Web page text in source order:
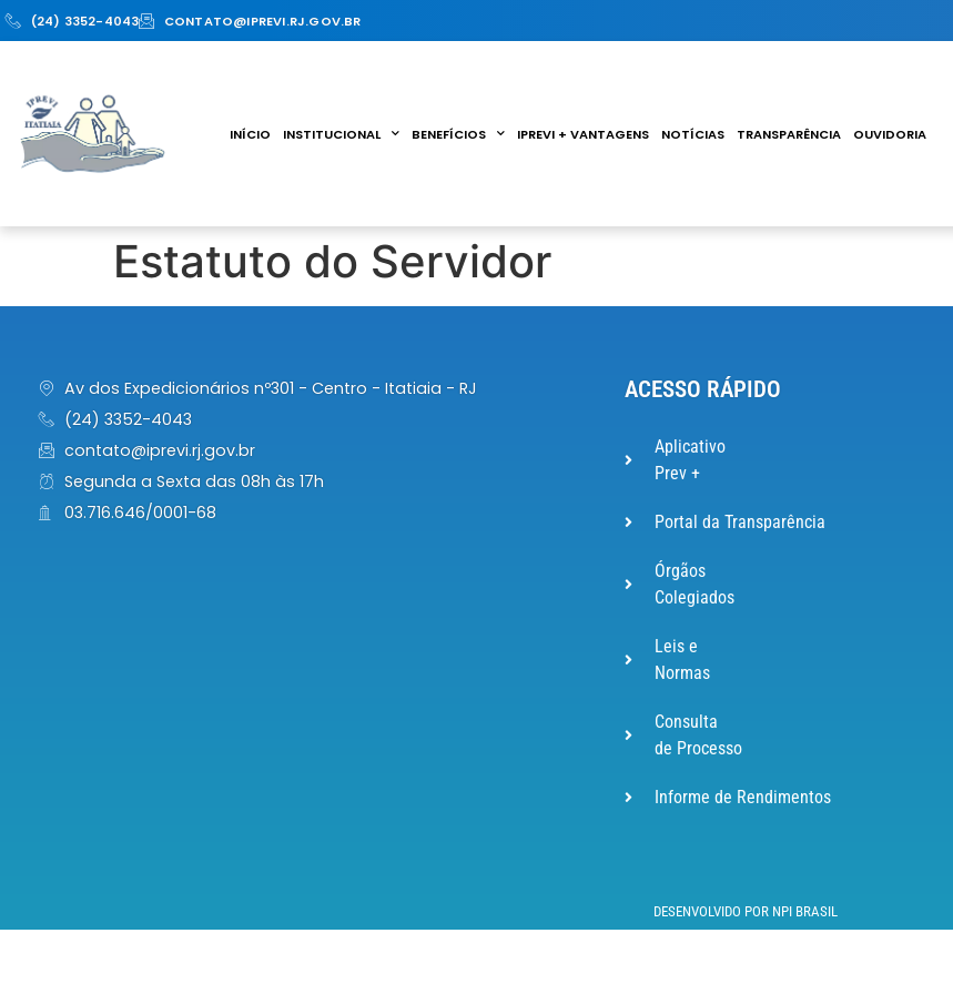
(24) 3352-4043 CONTATO@IPREVI.RJ.GOV.BR
INÍCIO INSTITUCIONAL BENEFÍCIOS IPREVI + VANTAGENS NOTÍCIAS TRANSPARÊNCIA OUVIDORIA
Estatuto do Servidor
Av dos Expedicionários nº301 - Centro - Itatiaia - RJ
(24) 3352-4043
contato@iprevi.rj.gov.br
Segunda a Sexta das 08h às 17h
03.716.646/0001-68
ACESSO RÁPIDO
Aplicativo
Prev +
Portal da Transparência
Órgãos
Colegiados
Leis e
Normas
Consulta
de Processo
Informe de Rendimentos
DESENVOLVIDO POR NPI BRASIL